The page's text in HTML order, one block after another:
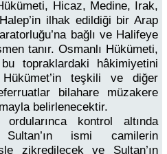
Hicaz, Medine, Irak,
ilhak edildiği bir Arap
bağlı ve Halifeye
tanır. Osmanlı Hükümeti,
topraklardaki hâkimiyetini
teşkili ve diğer
bilahare müzakere
belirlenecektir.
ordularınca kontrol altında
ismi camilerin
zikredilecek ve Sultan’ın